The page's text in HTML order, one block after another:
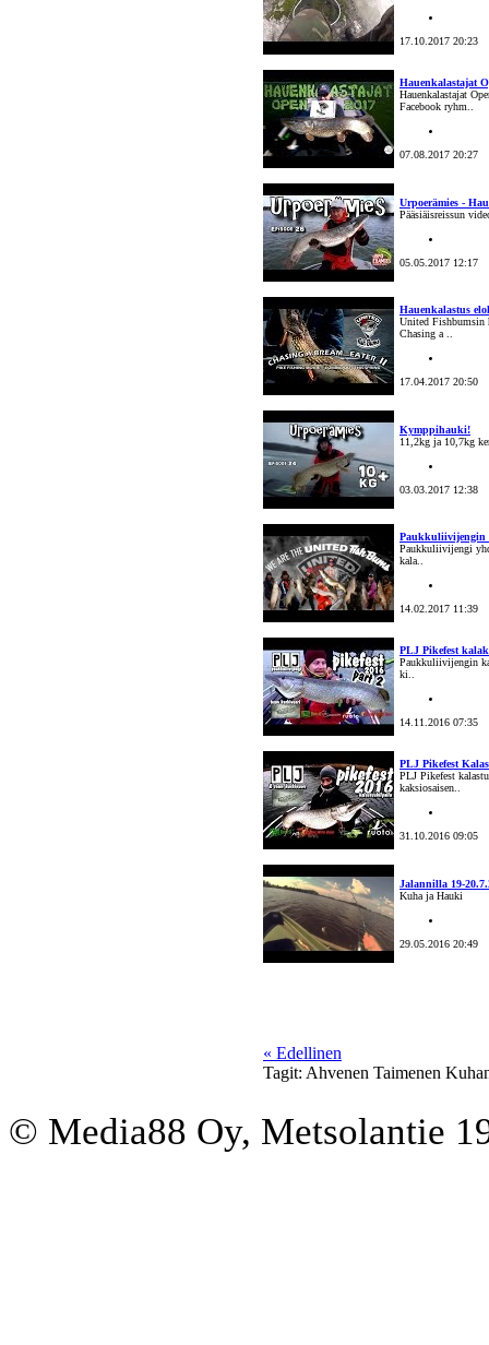
17.10.2017 20:23
Hauenkalastajat
Hauenkalastajat
Facebook ryhm..
07.08.2017 20:27
Urpoerämies -
Pääsiäisreissun
05.05.2017 12:17
Hauenkalastus
United Fishbumsin
Chasing a ..
17.04.2017 20:50
Kymppihauki!
11,2kg ja 10,7kg
03.03.2017 12:38
Paukkuliivijengin
Paukkuliivijengi
kala..
14.02.2017 11:39
PLJ Pikefest
Paukkuliivijengin
ki..
14.11.2016 07:35
PLJ Pikefest
PLJ Pikefest
kaksiosaisen..
31.10.2016 09:05
Jalannilla 19-
Kuha ja Hauki
29.05.2016 20:49
« Edellinen
Tagit: Ahvenen Taimenen
© Media88 Oy, Metsolantie